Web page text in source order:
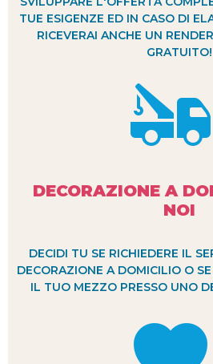
TUE ESIGENZE ED IN CASO DI
RICEVERAI ANCHE UN
GRATUITO!
DECORAZIONE A
NOI
DECIDI TU SE RICHIEDERE IL
DECORAZIONE A DOMICILIO O
IL TUO MEZZO PRESSO UNO